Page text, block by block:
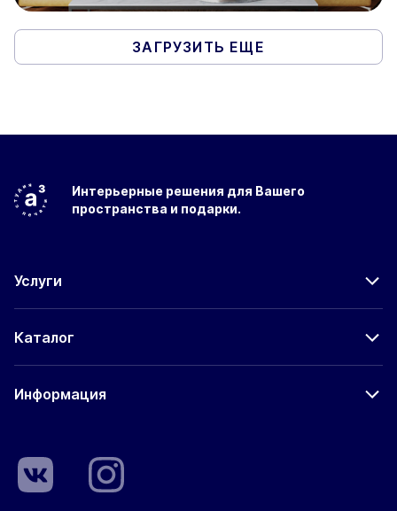
ЗАГРУЗИТЬ ЕЩЕ
Интерьерные решения для Вашего
пространства и подарки.
Услуги
Каталог
Информация